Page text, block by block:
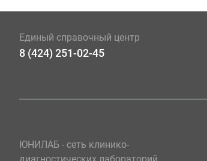
Единый справочный центр
8 (424) 251-02-45
ЮНИЛАБ - сеть клинико-